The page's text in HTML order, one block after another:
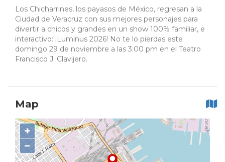
Los Chicharrines, los payasos de México, regresan a la
Ciudad de Veracruz con sus mejores personajes para
divertir a chicos y grandes en un show 100% familiar, e
interactivo: ¡Luminus 2026! No te lo pierdas este
domingo 29 de noviembre a las 3:00 pm en el Teatro
Francisco J. Clavijero.
Map
+
−